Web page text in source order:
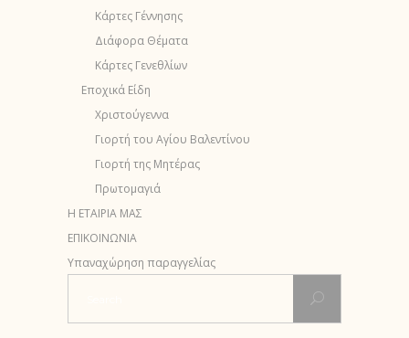
Κάρτες Γέννησης
Διάφορα Θέματα
Κάρτες Γενεθλίων
Εποχικά Είδη
Χριστούγεννα
Γιορτή του Αγίου Βαλεντίνου
Γιορτή της Μητέρας
Πρωτομαγιά
Η ΕΤΑΙΡΙΑ ΜΑΣ
ΕΠΙΚΟΙΝΩΝΙΑ
Υπαναχώρηση παραγγελίας